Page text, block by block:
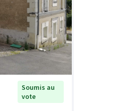
Soumis au
vote